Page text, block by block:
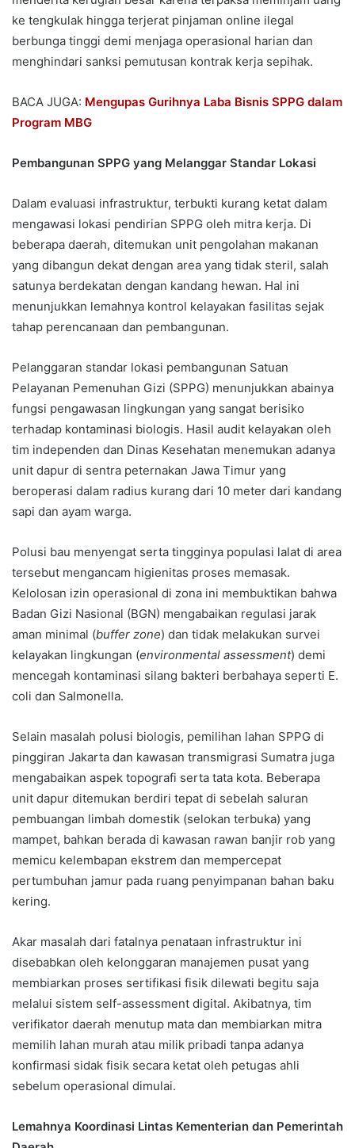
ke tengkulak hingga terjerat pinjaman online ilegal
berbunga tinggi demi menjaga operasional harian dan
menghindari sanksi pemutusan kontrak kerja sepihak.
BACA JUGA: Mengupas Gurihnya Laba Bisnis SPPG dalam
Program MBG
Pembangunan SPPG yang Melanggar Standar Lokasi
Dalam evaluasi infrastruktur, terbukti kurang ketat dalam
mengawasi lokasi pendirian SPPG oleh mitra kerja. Di
beberapa daerah, ditemukan unit pengolahan makanan
yang dibangun dekat dengan area yang tidak steril, salah
satunya berdekatan dengan kandang hewan. Hal ini
menunjukkan lemahnya kontrol kelayakan fasilitas sejak
tahap perencanaan dan pembangunan.
Pelanggaran standar lokasi pembangunan Satuan
Pelayanan Pemenuhan Gizi (SPPG) menunjukkan abainya
fungsi pengawasan lingkungan yang sangat berisiko
terhadap kontaminasi biologis. Hasil audit kelayakan oleh
tim independen dan Dinas Kesehatan menemukan adanya
unit dapur di sentra peternakan Jawa Timur yang
beroperasi dalam radius kurang dari 10 meter dari kandang
sapi dan ayam warga.
Polusi bau menyengat serta tingginya populasi lalat di area
tersebut mengancam higienitas proses memasak.
Kelolosan izin operasional di zona ini membuktikan bahwa
Badan Gizi Nasional (BGN) mengabaikan regulasi jarak
aman minimal (buffer zone) dan tidak melakukan survei
kelayakan lingkungan (environmental assessment) demi
mencegah kontaminasi silang bakteri berbahaya seperti E.
coli dan Salmonella.
Selain masalah polusi biologis, pemilihan lahan SPPG di
pinggiran Jakarta dan kawasan transmigrasi Sumatra juga
mengabaikan aspek topografi serta tata kota. Beberapa
unit dapur ditemukan berdiri tepat di sebelah saluran
pembuangan limbah domestik (selokan terbuka) yang
mampet, bahkan berada di kawasan rawan banjir rob yang
memicu kelembapan ekstrem dan mempercepat
pertumbuhan jamur pada ruang penyimpanan bahan baku
kering.
Akar masalah dari fatalnya penataan infrastruktur ini
disebabkan oleh kelonggaran manajemen pusat yang
membiarkan proses sertifikasi fisik dilewati begitu saja
melalui sistem self-assessment digital. Akibatnya, tim
verifikator daerah menutup mata dan membiarkan mitra
memilih lahan murah atau milik pribadi tanpa adanya
konfirmasi sidak fisik secara ketat oleh petugas ahli
sebelum operasional dimulai.
Lemahnya Koordinasi Lintas Kementerian dan Pemerintah